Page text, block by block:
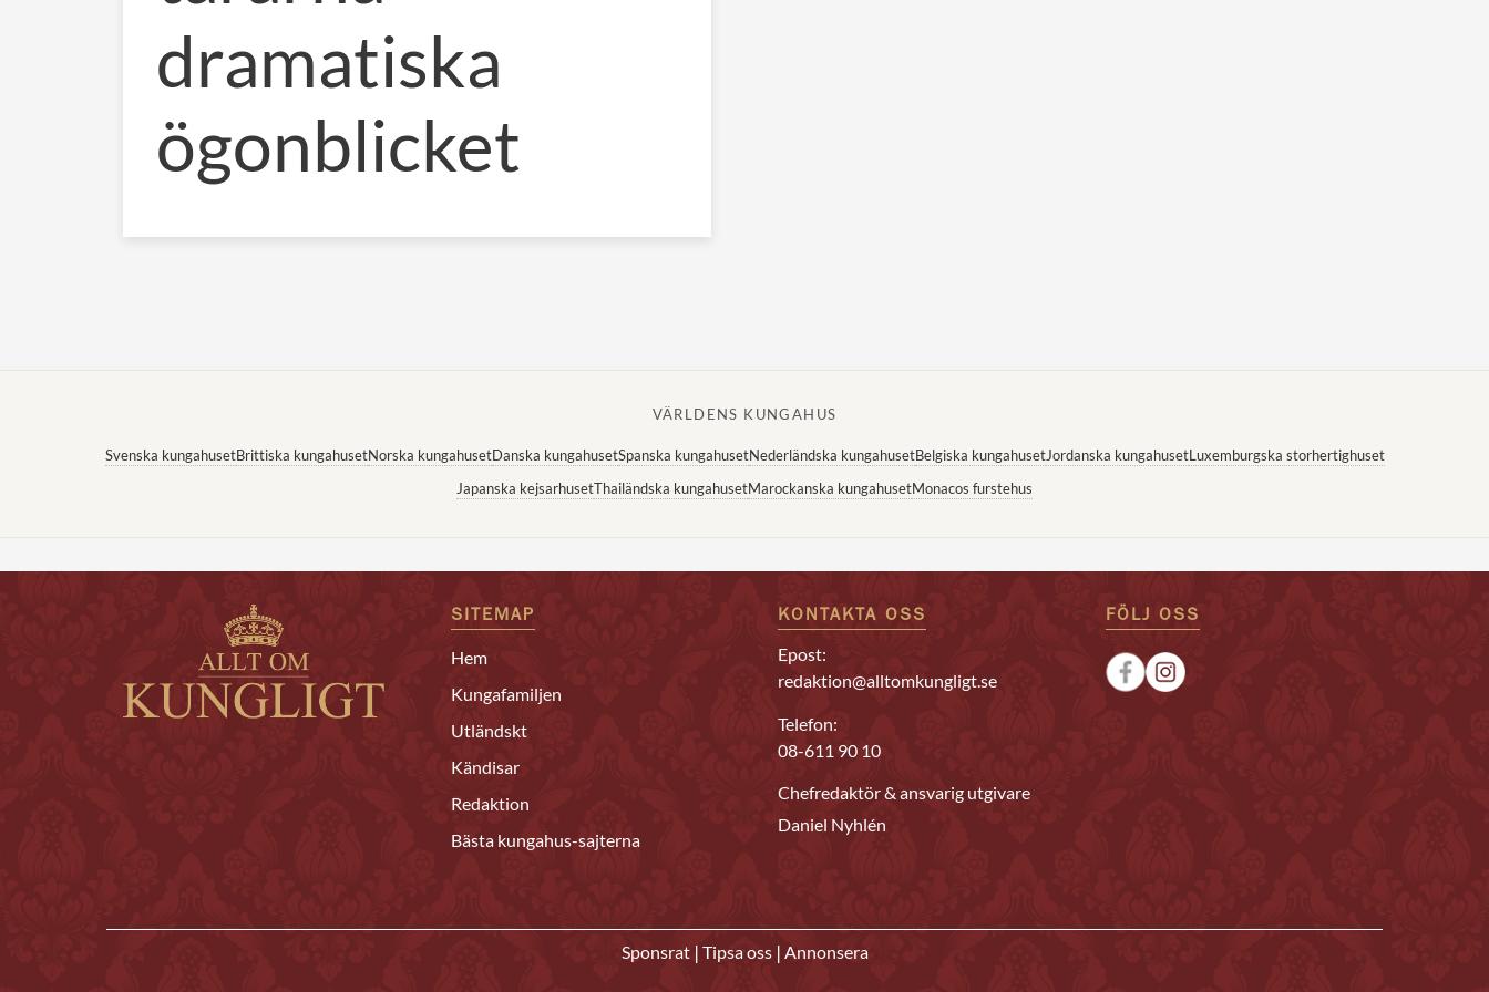
dramatiska
ögonblicket
VÄRLDENS KUNGAHUS
Svenska kungahusetBrittiska kungahusetNorska kungahusetDanska kungahusetSpanska kungahusetNederländska kungahusetBelgiska kungahusetJordanska kungahusetLuxemburgska storhertighuset
Japanska kejsarhusetThailändska kungahusetMarockanska kungahusetMonacos furstehus
SITEMAP
Hem
Kungafamiljen
Utländskt
Kändisar
Redaktion
Bästa kungahus-sajterna
KONTAKTA OSS
Epost:
redaktion@alltomkungligt.se
Telefon:
08-611 90 10
Chefredaktör & ansvarig utgivare
Daniel Nyhlén
FÖLJ OSS
Sponsrat | Tipsa oss | Annonsera